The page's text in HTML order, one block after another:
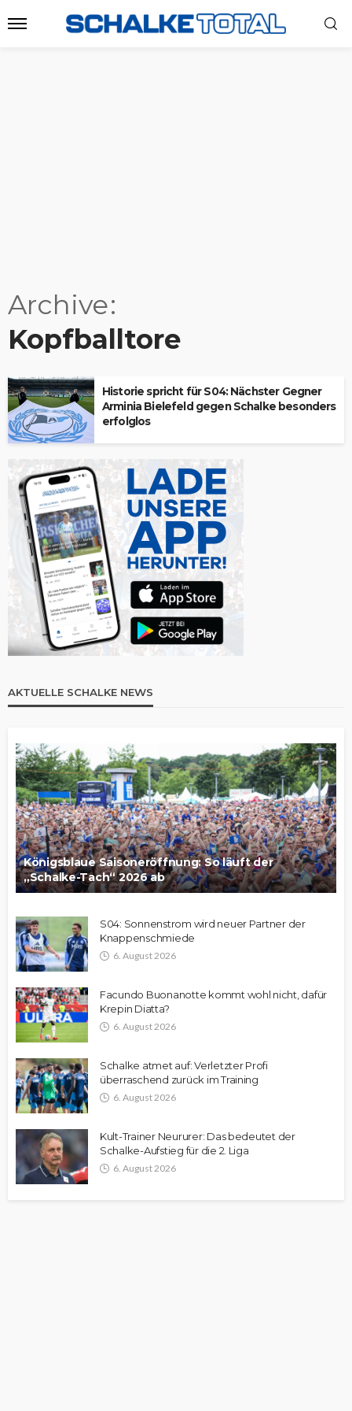
Archive
Kopfballtore
Historie spricht für S04: Nächster Gegner
Arminia Bielefeld gegen Schalke besonders
erfolglos
AKTUELLE SCHALKE NEWS
Königsblaue Saisoneröffnung: So läuft der
„Schalke-Tach“ 2026 ab
S04: Sonnenstrom wird neuer Partner der
Knappenschmiede
6. August 2026
Facundo Buonanotte kommt wohl nicht, dafür
Krepin Diatta?
6. August 2026
Schalke atmet auf: Verletzter Profi
überraschend zurück im Training
6. August 2026
Kult-Trainer Neururer: Das bedeutet der
Schalke-Aufstieg für die 2. Liga
6. August 2026